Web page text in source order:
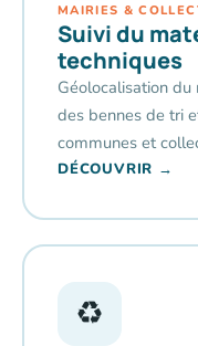
MAIRIES &
Suivi du
techniques
Géolocalisation
des bennes de tri
communes et
DÉCOUVRIR →
♻️